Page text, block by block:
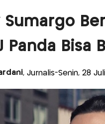
Sumargo
Panda Bisa
, Jurnalis-Senin, 28